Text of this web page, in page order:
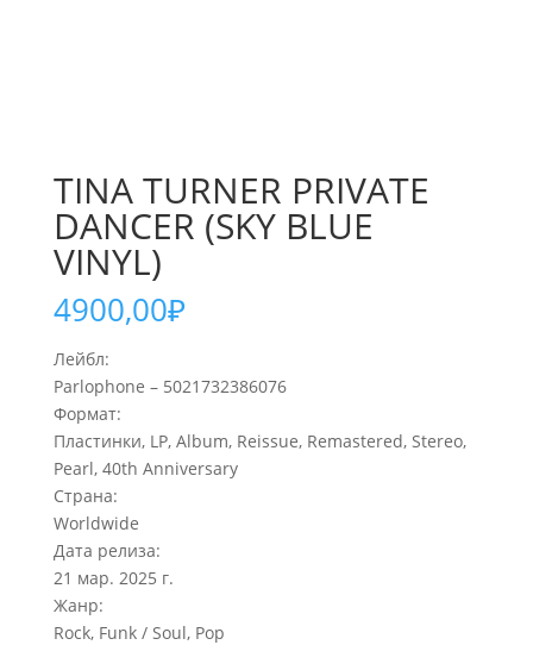
TINA TURNER PRIVATE
DANCER (SKY BLUE
VINYL)
4900,00₽
Лейбл:
Parlophone – 5021732386076
Формат:
Пластинки, LP, Album, Reissue, Remastered, Stereo,
Pearl, 40th Anniversary
Страна:
Worldwide
Дата релиза:
21 мар. 2025 г.
Жанр:
Rock, Funk / Soul, Pop